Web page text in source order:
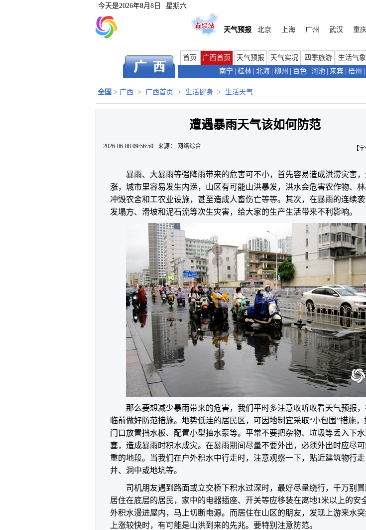
今天是2026年8月8日 星期六
天气预报
北京 上海 广州 武汉 重
首页 广西首页 天气预报 天气实况 四季旅游 生活气象
南宁
桂林 北海 柳州 百色 河池 来宾 梧州
全国 > 广西 > 广西首页 > 生活健身 > 生活天气
遭遇暴雨天气该如何防范
【
2026-06-08 09:56:50 来源： 网络综合
暴雨、大暴雨等强降雨带来的危害可不小，首先容易造成洪涝灾害
涨，城市里容易发生内涝，山区有可能山洪暴发，洪水会危害农作物、林
冲毁农舍和工农业设施，甚至造成人畜伤亡等等。其次，在暴雨的连续袭
发塌方、滑坡和泥石流等次生灾害，给大家的生产生活带来不利影响。
那么要想减少暴雨带来的危害，我们平时多注意收听收看天气预报
临前做好防范措施。地势低洼的居民区，可因地制宜采取“小包围”措施
门口放置挡水板、配置小型抽水泵等。平常不要把杂物、垃圾等丢入下
塞，造成暴雨时积水成灾。在暴雨期间尽量不要外出，必须外出时应尽
重的地段。当我们在户外积水中行走时，注意观察一下，贴近建筑物行
井、洞中或地坑等。
司机朋友遇到路面或立交桥下积水过深时，最好尽量绕行，千万别冒
居住在底层的居民，家中的电器插座、开关等应移装在离地1米以上的安
外积水漫进屋内，马上切断电源。而居住在山区的朋友，发现上游来水
上涨较快时，有可能是山洪到来的先兆。要特别注意防范。